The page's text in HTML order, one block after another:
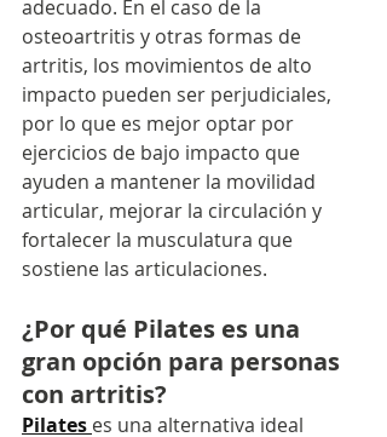
adecuado. En el caso de la
osteoartritis y otras formas de
artritis, los movimientos de alto
impacto pueden ser perjudiciales,
por lo que es mejor optar por
ejercicios de bajo impacto que
ayuden a mantener la movilidad
articular, mejorar la circulación y
fortalecer la musculatura que
sostiene las articulaciones.
¿Por qué Pilates es una
gran opción para personas
con artritis?
Pilates es una alternativa ideal